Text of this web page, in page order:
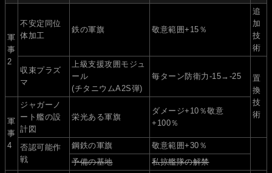
軍
事
2
不安定同位
体加工
鉄の軍旗 敬意範囲+15％
追
加
技
術
収束プラズ
マ
上級支援攻囲モジュ
ール
(チタニウムA2S弾)
毎ターン防衛力-15→-25
置
換
技
術
軍
事
4
ジャガーノ
ート艦の設
計図
栄光ある軍旗
ダメージ+10％敬意
+100％
否認可能作
戦
鋼鉄の軍旗
敬意範囲+30％
予備の基地
私掠艦隊の解禁